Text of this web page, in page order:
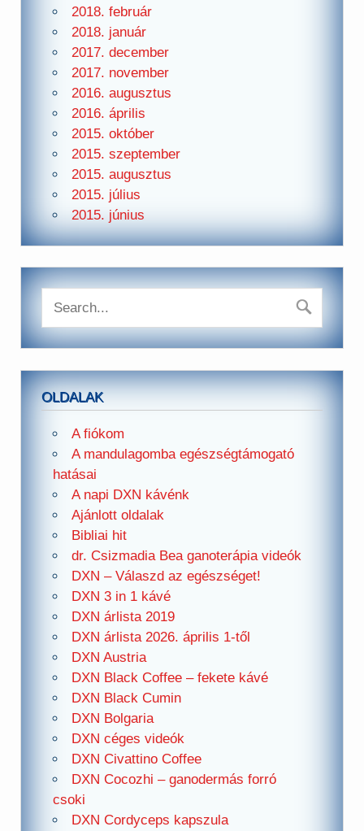
2018. február
2018. január
2017. december
2017. november
2016. augusztus
2016. április
2015. október
2015. szeptember
2015. augusztus
2015. július
2015. június
OLDALAK
A fiókom
A mandulagomba egészségtámogató
hatásai
A napi DXN kávénk
Ajánlott oldalak
Bibliai hit
dr. Csizmadia Bea ganoterápia videók
DXN – Válaszd az egészséget!
DXN 3 in 1 kávé
DXN árlista 2019
DXN árlista 2026. április 1-től
DXN Austria
DXN Black Coffee – fekete kávé
DXN Black Cumin
DXN Bolgaria
DXN céges videók
DXN Civattino Coffee
DXN Cocozhi – ganodermás forró
csoki
DXN Cordyceps kapszula